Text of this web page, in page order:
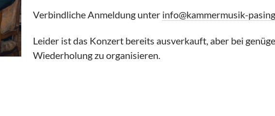
Verbindliche Anmeldung unter info@kammermusik-
Leider ist das Konzert bereits ausverkauft, aber bei
Wiederholung zu organisieren.